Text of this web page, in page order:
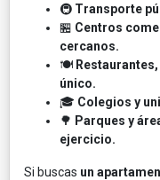
🚇 Transporte
🏪 Centros
cercanos.
🍽️
único.
🎓 Colegios y
🌳 Parques y
ejercicio.
Si buscas un